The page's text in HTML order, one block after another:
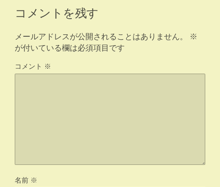
コメントを残す
メールアドレスが公開されることはありません。
※
が付いている欄は必須項目です
コメント ※
名前 ※